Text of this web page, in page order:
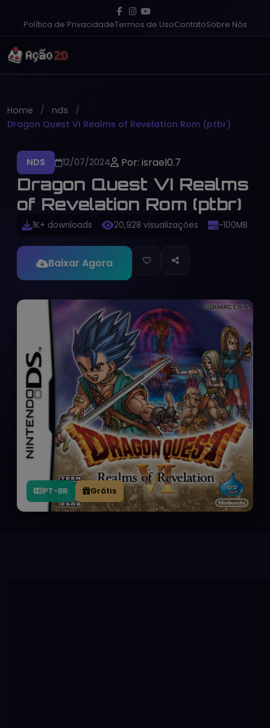
Política de PrivacidadeTermos de UsoContatoSobre Nós
Home
nds
Dragon Quest VI Realms of Revelation Rom (ptbr)
NDS 12/07/2024 Por: israel0.7
Dragon Quest VI Realms
of Revelation Rom (ptbr)
1K+ downloads 20,928 visualizações ~100MB
Baixar Agora
PT-BR Grátis